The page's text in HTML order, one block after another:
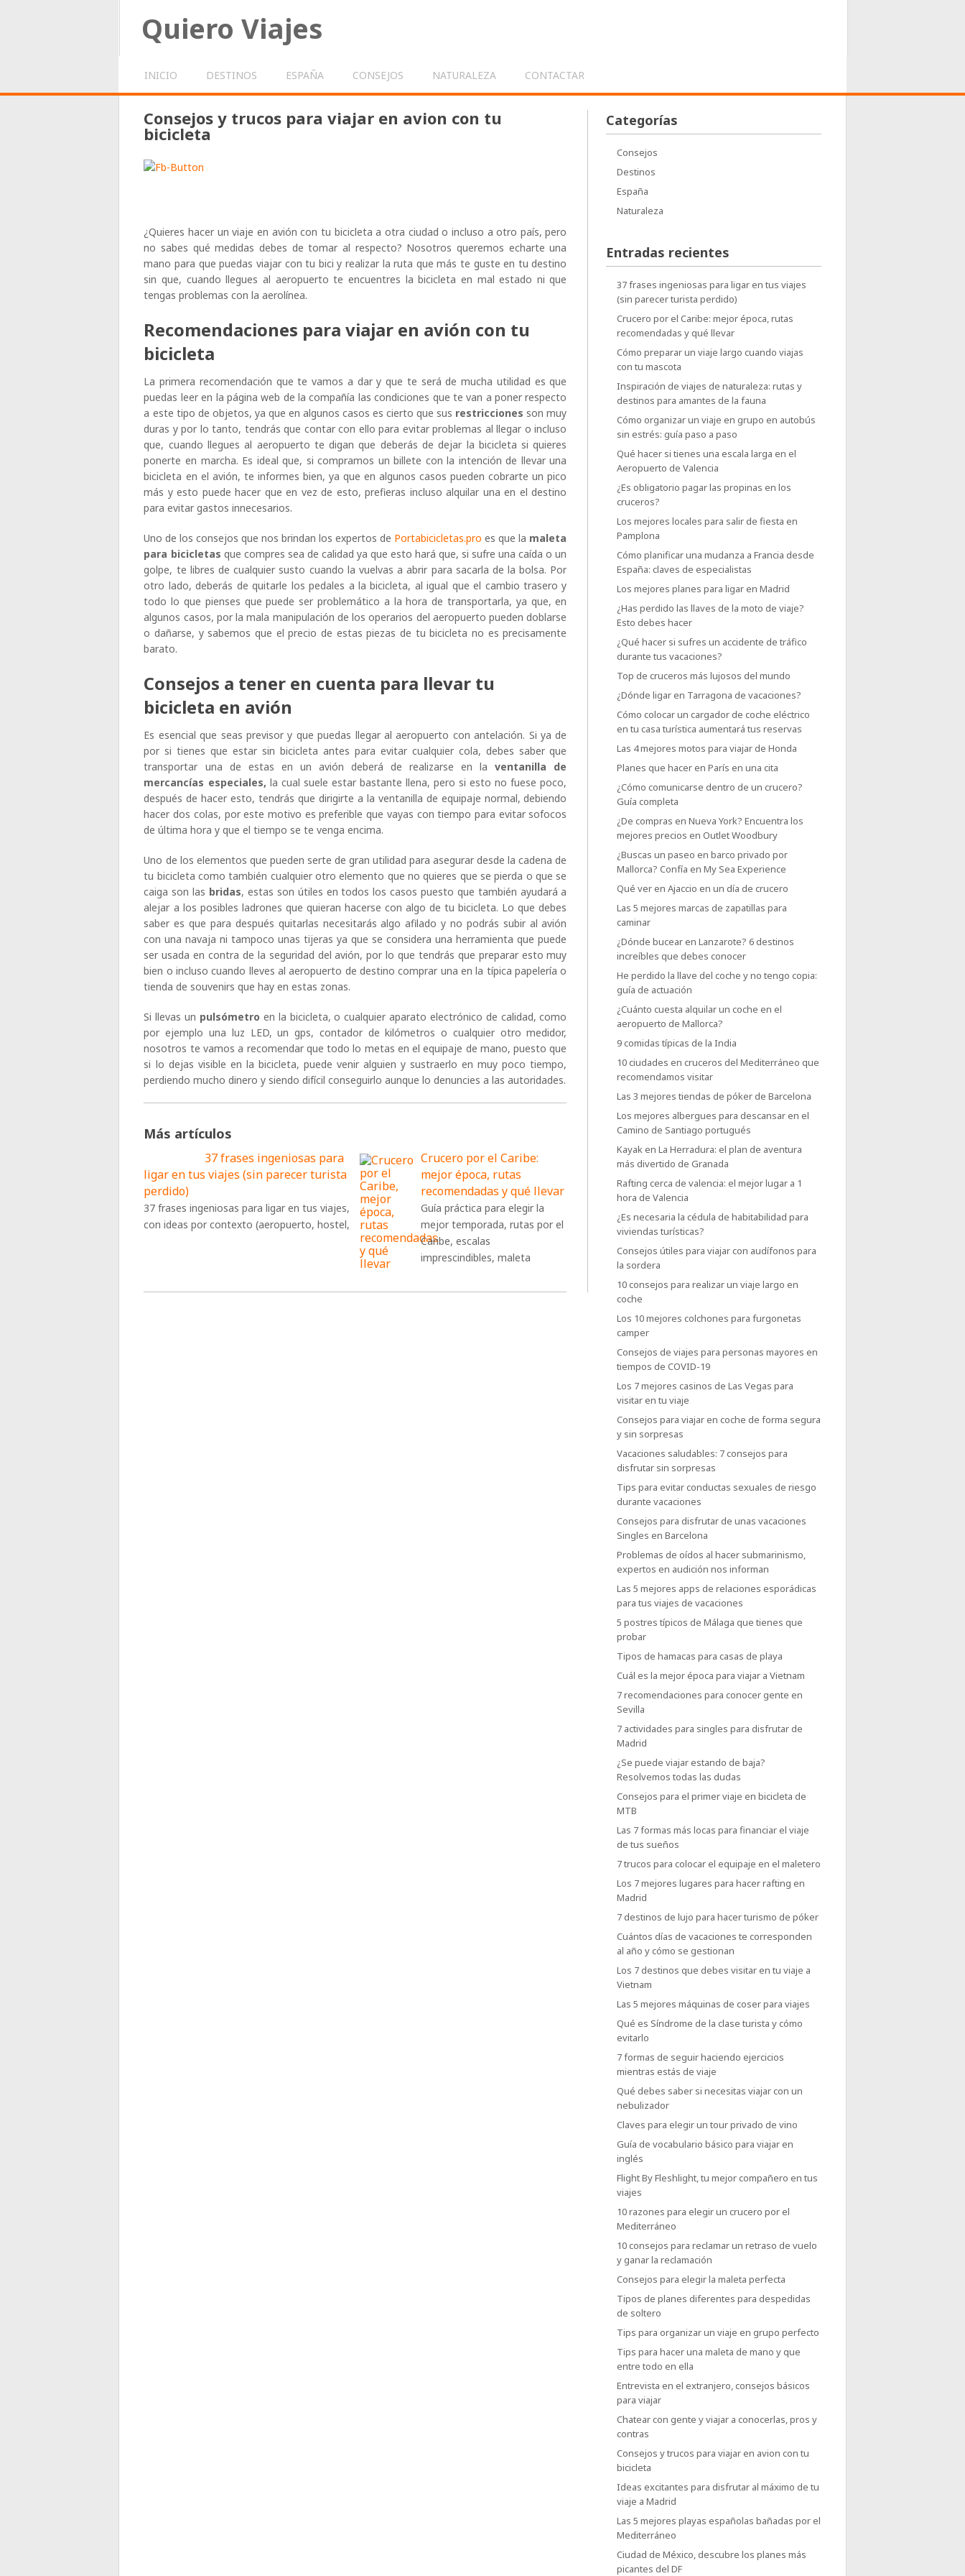
Quiero Viajes
INICIO DESTINOS ESPAÑA CONSEJOS NATURALEZA CONTACTAR
Consejos y trucos para viajar en avion con tu
bicicleta
¿Quieres hacer un viaje en avión con tu bicicleta a otra ciudad o incluso a otro país, pero
no sabes qué medidas debes de tomar al respecto? Nosotros queremos echarte una
mano para que puedas viajar con tu bici y realizar la ruta que más te guste en tu destino
sin que, cuando llegues al aeropuerto te encuentres la bicicleta en mal estado ni que
tengas problemas con la aerolínea.
Recomendaciones para viajar en avión con tu
bicicleta
La primera recomendación que te vamos a dar y que te será de mucha utilidad es que
puedas leer en la página web de la compañía las condiciones que te van a poner respecto
a este tipo de objetos, ya que en algunos casos es cierto que sus restricciones son muy
duras y por lo tanto, tendrás que contar con ello para evitar problemas al llegar o incluso
que, cuando llegues al aeropuerto te digan que deberás de dejar la bicicleta si quieres
ponerte en marcha. Es ideal que, si compramos un billete con la intención de llevar una
bicicleta en el avión, te informes bien, ya que en algunos casos pueden cobrarte un pico
más y esto puede hacer que en vez de esto, prefieras incluso alquilar una en el destino
para evitar gastos innecesarios.
Uno de los consejos que nos brindan los expertos de Portabicicletas.pro es que la maleta
para bicicletas que compres sea de calidad ya que esto hará que, si sufre una caída o un
golpe, te libres de cualquier susto cuando la vuelvas a abrir para sacarla de la bolsa. Por
otro lado, deberás de quitarle los pedales a la bicicleta, al igual que el cambio trasero y
todo lo que pienses que puede ser problemático a la hora de transportarla, ya que, en
algunos casos, por la mala manipulación de los operarios del aeropuerto pueden doblarse
o dañarse, y sabemos que el precio de estas piezas de tu bicicleta no es precisamente
barato.
Consejos a tener en cuenta para llevar tu
bicicleta en avión
Es esencial que seas previsor y que puedas llegar al aeropuerto con antelación. Si ya de
por si tienes que estar sin bicicleta antes para evitar cualquier cola, debes saber que
transportar una de estas en un avión deberá de realizarse en laventanilla de
mercancías especiales, la cual suele estar bastante llena, pero si esto no fuese poco,
después de hacer esto, tendrás que dirigirte a la ventanilla de equipaje normal, debiendo
hacer dos colas, por este motivo es preferible que vayas con tiempo para evitar sofocos
de última hora y que el tiempo se te venga encima.
Uno de los elementos que pueden serte de gran utilidad para asegurar desde la cadena de
tu bicicleta como también cualquier otro elemento que no quieres que se pierda o que se
caiga son las bridas, estas son útiles en todos los casos puesto que también ayudará a
alejar a los posibles ladrones que quieran hacerse con algo de tu bicicleta. Lo que debes
saber es que para después quitarlas necesitarás algo afilado y no podrás subir al avión
con una navaja ni tampoco unas tijeras ya que se considera una herramienta que puede
ser usada en contra de la seguridad del avión, por lo que tendrás que preparar esto muy
bien o incluso cuando lleves al aeropuerto de destino comprar una en la típica papelería o
tienda de souvenirs que hay en estas zonas.
Si llevas un pulsómetro en la bicicleta, o cualquier aparato electrónico de calidad, como
por ejemplo una luz LED, un gps, contador de kilómetros o cualquier otro medidor,
nosotros te vamos a recomendar que todo lo metas en el equipaje de mano, puesto que
si lo dejas visible en la bicicleta, puede venir alguien y sustraerlo en muy poco tiempo,
perdiendo mucho dinero y siendo difícil conseguirlo aunque lo denuncies a las autoridades.
Más artículos
37 frases ingeniosas para
ligar en tus viajes (sin parecer turista
perdido)
37 frases ingeniosas para ligar en tus viajes,
con ideas por contexto (aeropuerto, hostel,
Crucero por el Caribe:
mejor época, rutas
recomendadas y qué llevar
Guía práctica para elegir la
mejor temporada, rutas por el
Caribe, escalas
imprescindibles, maleta
Categorías
Consejos
Destinos
España
Naturaleza
Entradas recientes
37 frases ingeniosas para ligar en tus viajes
(sin parecer turista perdido)
Crucero por el Caribe: mejor época, rutas
recomendadas y qué llevar
Cómo preparar un viaje largo cuando viajas
con tu mascota
Inspiración de viajes de naturaleza: rutas y
destinos para amantes de la fauna
Cómo organizar un viaje en grupo en autobús
sin estrés: guía paso a paso
Qué hacer si tienes una escala larga en el
Aeropuerto de Valencia
¿Es obligatorio pagar las propinas en los
cruceros?
Los mejores locales para salir de fiesta en
Pamplona
Cómo planificar una mudanza a Francia desde
España: claves de especialistas
Los mejores planes para ligar en Madrid
¿Has perdido las llaves de la moto de viaje?
Esto debes hacer
¿Qué hacer si sufres un accidente de tráfico
durante tus vacaciones?
Top de cruceros más lujosos del mundo
¿Dónde ligar en Tarragona de vacaciones?
Cómo colocar un cargador de coche eléctrico
en tu casa turística aumentará tus reservas
Las 4 mejores motos para viajar de Honda
Planes que hacer en París en una cita
¿Cómo comunicarse dentro de un crucero?
Guía completa
¿De compras en Nueva York? Encuentra los
mejores precios en Outlet Woodbury
¿Buscas un paseo en barco privado por
Mallorca? Confía en My Sea Experience
Qué ver en Ajaccio en un día de crucero
Las 5 mejores marcas de zapatillas para
caminar
¿Dónde bucear en Lanzarote? 6 destinos
increíbles que debes conocer
He perdido la llave del coche y no tengo copia:
guía de actuación
¿Cuánto cuesta alquilar un coche en el
aeropuerto de Mallorca?
9 comidas típicas de la India
10 ciudades en cruceros del Mediterráneo que
recomendamos visitar
Las 3 mejores tiendas de póker de Barcelona
Los mejores albergues para descansar en el
Camino de Santiago portugués
Kayak en La Herradura: el plan de aventura
más divertido de Granada
Rafting cerca de valencia: el mejor lugar a 1
hora de Valencia
¿Es necesaria la cédula de habitabilidad para
viviendas turísticas?
Consejos útiles para viajar con audífonos para
la sordera
10 consejos para realizar un viaje largo en
coche
Los 10 mejores colchones para furgonetas
camper
Consejos de viajes para personas mayores en
tiempos de COVID-19
Los 7 mejores casinos de Las Vegas para
visitar en tu viaje
Consejos para viajar en coche de forma segura
y sin sorpresas
Vacaciones saludables: 7 consejos para
disfrutar sin sorpresas
Tips para evitar conductas sexuales de riesgo
durante vacaciones
Consejos para disfrutar de unas vacaciones
Singles en Barcelona
Problemas de oídos al hacer submarinismo,
expertos en audición nos informan
Las 5 mejores apps de relaciones esporádicas
para tus viajes de vacaciones
5 postres típicos de Málaga que tienes que
probar
Tipos de hamacas para casas de playa
Cuál es la mejor época para viajar a Vietnam
7 recomendaciones para conocer gente en
Sevilla
7 actividades para singles para disfrutar de
Madrid
¿Se puede viajar estando de baja?
Resolvemos todas las dudas
Consejos para el primer viaje en bicicleta de
MTB
Las 7 formas más locas para financiar el viaje
de tus sueños
7 trucos para colocar el equipaje en el maletero
Los 7 mejores lugares para hacer rafting en
Madrid
7 destinos de lujo para hacer turismo de póker
Cuántos días de vacaciones te corresponden
al año y cómo se gestionan
Los 7 destinos que debes visitar en tu viaje a
Vietnam
Las 5 mejores máquinas de coser para viajes
Qué es Síndrome de la clase turista y cómo
evitarlo
7 formas de seguir haciendo ejercicios
mientras estás de viaje
Qué debes saber si necesitas viajar con un
nebulizador
Claves para elegir un tour privado de vino
Guía de vocabulario básico para viajar en
inglés
Flight By Fleshlight, tu mejor compañero en tus
viajes
10 razones para elegir un crucero por el
Mediterráneo
10 consejos para reclamar un retraso de vuelo
y ganar la reclamación
Consejos para elegir la maleta perfecta
Tipos de planes diferentes para despedidas
de soltero
Tips para organizar un viaje en grupo perfecto
Tips para hacer una maleta de mano y que
entre todo en ella
Entrevista en el extranjero, consejos básicos
para viajar
Chatear con gente y viajar a conocerlas, pros y
contras
Consejos y trucos para viajar en avion con tu
bicicleta
Ideas excitantes para disfrutar al máximo de tu
viaje a Madrid
Las 5 mejores playas españolas bañadas por el
Mediterráneo
Ciudad de México, descubre los planes más
picantes del DF